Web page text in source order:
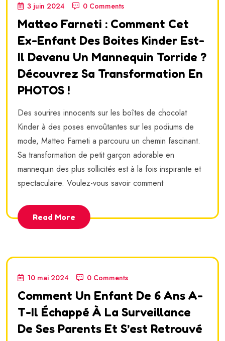
3 juin 2024 0 Comments
Matteo Farneti : Comment Cet
Ex-Enfant Des Boites Kinder Est-
Il Devenu Un Mannequin Torride ?
Découvrez Sa Transformation En
PHOTOS !
Des sourires innocents sur les boîtes de chocolat
Kinder à des poses envoûtantes sur les podiums de
mode, Matteo Farneti a parcouru un chemin fascinant.
Sa transformation de petit garçon adorable en
mannequin des plus sollicités est à la fois inspirante et
spectaculaire. Voulez-vous savoir comment
Read More
10 mai 2024 0 Comments
Comment Un Enfant De 6 Ans A-
T-Il Échappé À La Surveillance
De Ses Parents Et S’est Retrouvé